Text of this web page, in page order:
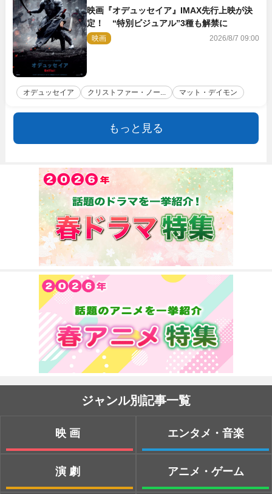
映画『オデュッセイア』IMAX先行上映が決
定！ “特別ビジュアル”3種も解禁に
映画 2026/8/7 09:00
オデュッセイア クリストファー・ノー... マット・デイモン
もっと見る
ジャンル別記事一覧
映画
演劇
エンタメ・音楽
アニメ・ゲーム